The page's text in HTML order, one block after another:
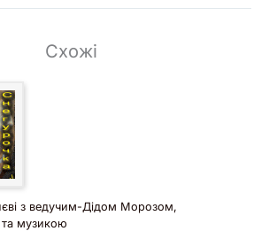
Схожі
з ведучим-Дідом Морозом,
музикою